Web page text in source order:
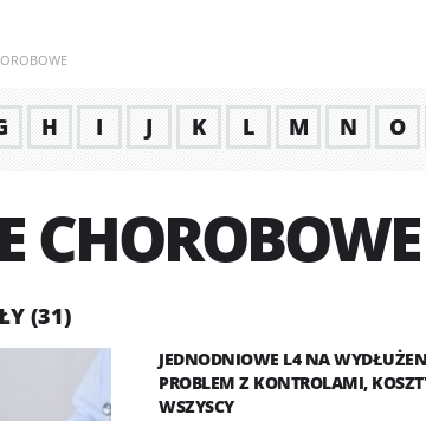
H I J K L M N O
CHOROBOWE
(31)
JEDNODNIOWE L4 NA
PROBLEM Z KONTROLAMI,
WSZYSCY